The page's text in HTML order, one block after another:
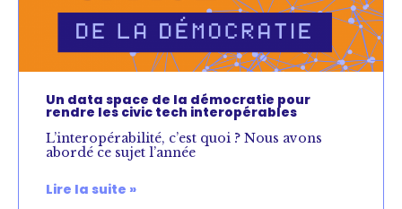
Un data space de la démocratie pour
rendre les civic tech interopérables
L’interopérabilité, c’est quoi ? Nous avons
abordé ce sujet l’année
Lire la suite »